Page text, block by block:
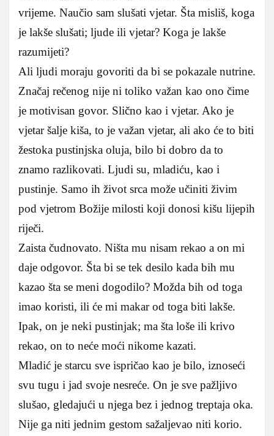
vrijeme. Naučio sam slušati vjetar. Šta misliš, koga
je lakše slušati; ljude ili vjetar? Koga je lakše
razumijeti?
Ali ljudi moraju govoriti da bi se pokazale nutrine.
Značaj rečenog nije ni toliko važan kao ono čime
je motivisan govor. Slično kao i vjetar. Ako je
vjetar šalje kiša, to je važan vjetar, ali ako će to biti
žestoka pustinjska oluja, bilo bi dobro da to
znamo razlikovati. Ljudi su, mladiću, kao i
pustinje. Samo ih život srca može učiniti živim
pod vjetrom Božije milosti koji donosi kišu lijepih
riječi.
Zaista čudnovato. Ništa mu nisam rekao a on mi
daje odgovor. Šta bi se tek desilo kada bih mu
kazao šta se meni dogodilo? Možda bih od toga
imao koristi, ili će mi makar od toga biti lakše.
Ipak, on je neki pustinjak; ma šta loše ili krivo
rekao, on to neće moći nikome kazati.
Mladić je starcu sve ispričao kao je bilo, iznoseći
svu tugu i jad svoje nesreće. On je sve pažljivo
slušao, gledajući u njega bez i jednog treptaja oka.
Nije ga niti jednim gestom sažaljevao niti korio.